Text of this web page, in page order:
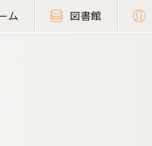
ム 図書館